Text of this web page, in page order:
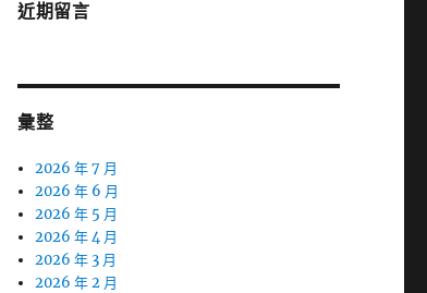
近期留言
彙整
2026 年 7 月
2026 年 6 月
2026 年 5 月
2026 年 4 月
2026 年 3 月
2026 年 2 月